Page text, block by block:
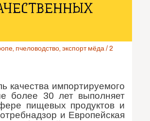
, пчеловодство, экспорт мёда / 2
качества импортируемого
более 30 лет выполняет
пищевых продуктов и
и Европейская